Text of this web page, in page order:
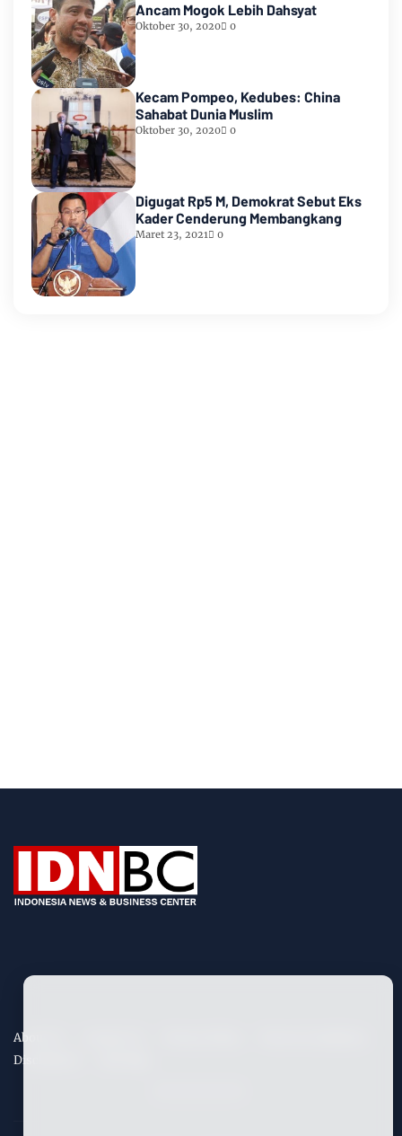
Ancam Mogok Lebih Dahsyat
Oktober 30, 2020 0
Kecam Pompeo, Kedubes: China
Sahabat Dunia Muslim
Oktober 30, 2020 0
Digugat Rp5 M, Demokrat Sebut Eks
Kader Cenderung Membangkang
Maret 23, 2021 0
About Us
Disclaimers